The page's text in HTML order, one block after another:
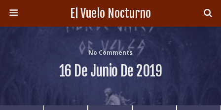
El Vuelo Nocturno
No Comments
16 De Junio De 2019